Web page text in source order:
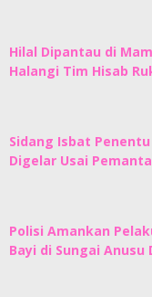
Hilal Dipantau di
Halangi Tim Hisab
Sidang Isbat
Digelar Usai
Polisi Amankan
Bayi di Sungai Anusu